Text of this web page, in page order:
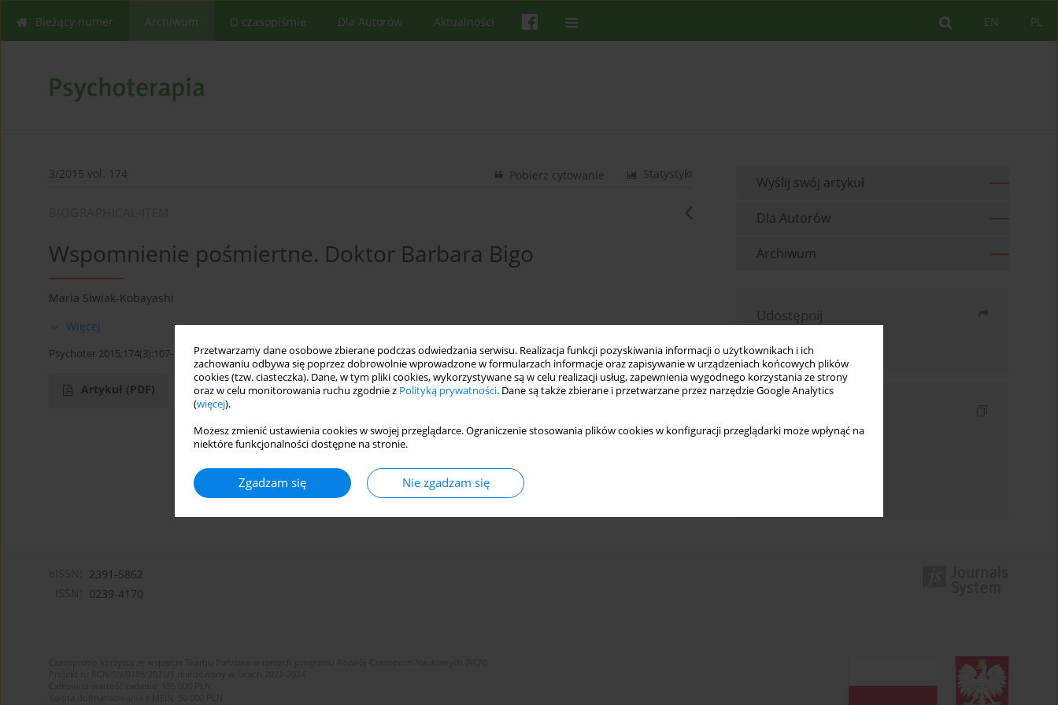
Przetwarzamy dane osobowe zbierane podczas odwiedzania serwisu. Realizacja funkcji pozyskiwania informacji o użytkownikach i ich
zachowaniu odbywa się poprzez dobrowolnie wprowadzone w formularzach informacje oraz zapisywanie w urządzeniach końcowych plików
cookies (tzw. ciasteczka). Dane, w tym pliki cookies, wykorzystywane są w celu realizacji usług, zapewnienia wygodnego korzystania ze strony
oraz w celu monitorowania ruchu zgodnie z Polityką prywatności. Dane są także zbierane i przetwarzane przez narzędzie Google Analytics
(więcej).
Możesz zmienić ustawienia cookies w swojej przeglądarce. Ograniczenie stosowania plików cookies w konfiguracji przeglądarki może wpłynąć na
niektóre funkcjonalności dostępne na stronie.
Zgadzam się Nie zgadzam się
PL
EN
Bieżący numer Archiwum O czasopiśmie Dla Autorów Aktualności
3/2015 vol. 174 Statystyki
Pobierz cytowanie
Wspomnienie pośmiertne. Doktor Barbara Bigo
Maria Siwiak-Kobayashi
Więcej
Psychoter 2015;174(3):107-108
Artykuł (PDF)
Wyślij swój artykuł
Dla Autorów
Archiwum
Udostępnij
Wyślij mailem
Indeks słów kluczowych
2391-5862
0239-4170